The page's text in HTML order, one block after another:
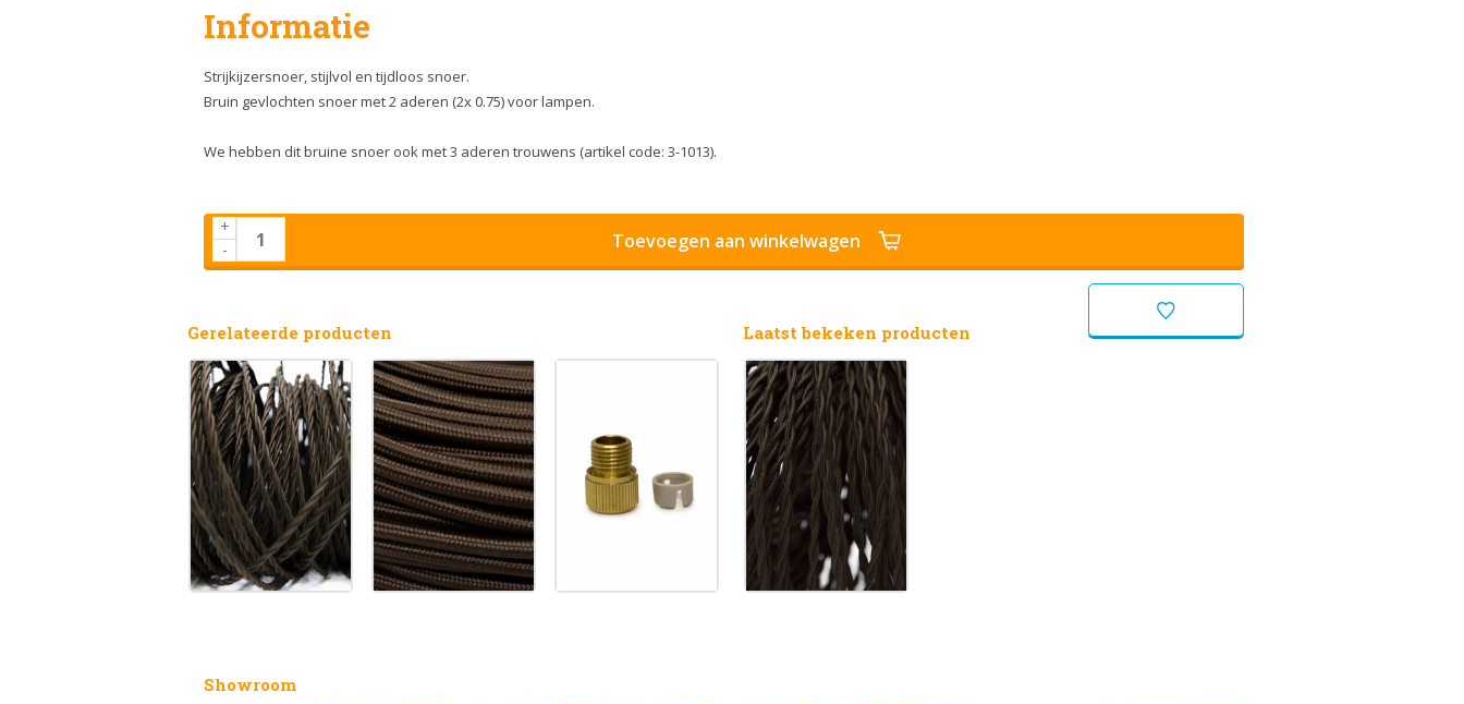
Informatie
Strijkijzersnoer, stijlvol en tijdloos snoer.
Bruin gevlochten snoer met 2 aderen (2x 0.75) voor lampen.
We hebben dit bruine snoer ook met 3 aderen trouwens (artikel code: 3-1013).
+
-
Toevoegen aan winkelwagen
Gerelateerde producten Laatst bekeken producten
Showroom